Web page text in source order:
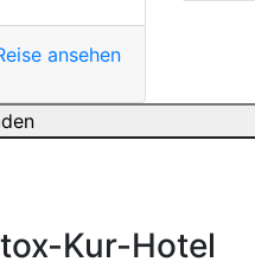
ansehen
Kur-Hotel